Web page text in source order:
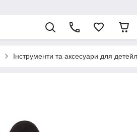
Інструменти та аксесуари для